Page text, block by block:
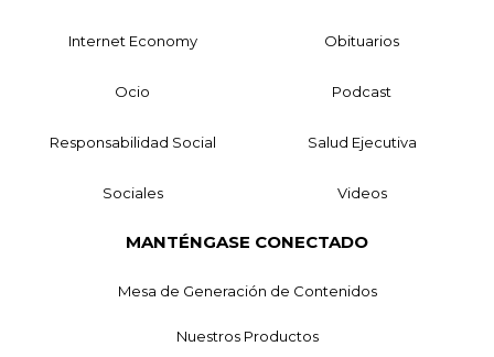
Internet Economy Obituarios
Ocio Podcast
Responsabilidad Social Salud Ejecutiva
Sociales Videos
MANTÉNGASE CONECTADO
Mesa de Generación de Contenidos
Nuestros Productos